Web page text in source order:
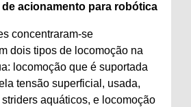
de acionamento para robótica
concentraram-se
dois tipos de locomoção na
locomoção que é suportada
tensão superficial, usada,
aquáticos, e locomoção